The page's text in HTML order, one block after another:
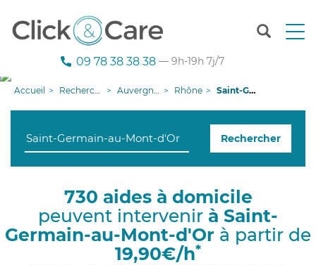
T
n
g
o
n
09 78 38 38 38 — 9h-19h 7j/7
Accueil Recherche aide à domicile Auvergne-Rhône-Alpes Rhône Saint-Germain-au-Mont-d'Or
Rechercher
730 aides à domicile
peuvent intervenir à Saint-
Germain-au-Mont-d'Or à partir de
19,90€/h*